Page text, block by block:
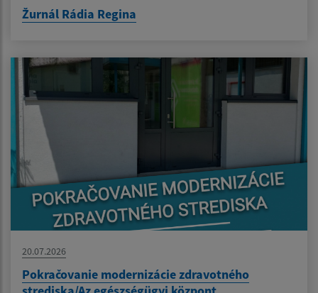
Žurnál Rádia Regina
20.07.2026
Pokračovanie modernizácie zdravotného